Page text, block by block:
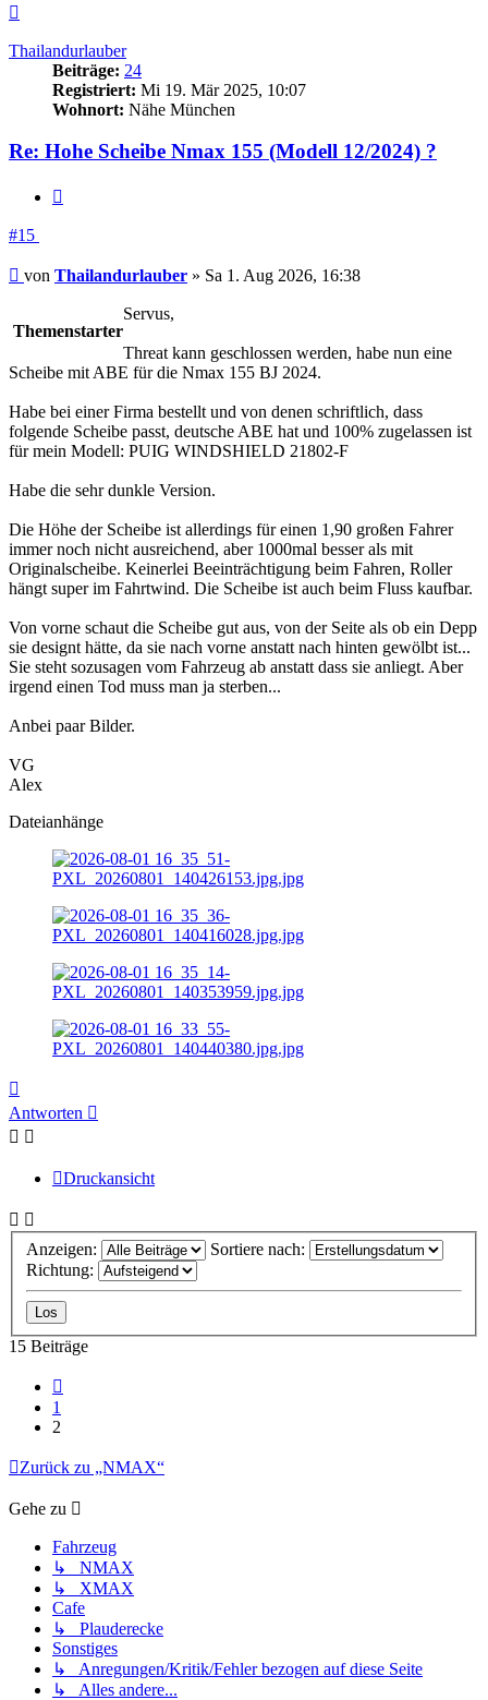
Thailandurlauber
Beiträge: 24
Registriert: Mi 19. Mär 2025, 10:07
Wohnort: Nähe München
Re: Hohe Scheibe Nmax 155 (Modell 12/2024) ?
#15
Beitrag
von Thailandurlauber » Sa 1. Aug 2026, 16:38
Themenstarter
Servus,
Threat kann geschlossen werden, habe nun eine
Scheibe mit ABE für die Nmax 155 BJ 2024.
Habe bei einer Firma bestellt und von denen schriftlich, dass
folgende Scheibe passt, deutsche ABE hat und 100% zugelassen ist
für mein Modell: PUIG WINDSHIELD 21802-F
Habe die sehr dunkle Version.
Die Höhe der Scheibe ist allerdings für einen 1,90 großen Fahrer
immer noch nicht ausreichend, aber 1000mal besser als mit
Originalscheibe. Keinerlei Beeinträchtigung beim Fahren, Roller
hängt super im Fahrtwind. Die Scheibe ist auch beim Fluss kaufbar.
Von vorne schaut die Scheibe gut aus, von der Seite als ob ein Depp
sie designt hätte, da sie nach vorne anstatt nach hinten gewölbt ist...
Sie steht sozusagen vom Fahrzeug ab anstatt dass sie anliegt. Aber
irgend einen Tod muss man ja sterben...
Anbei paar Bilder.
VG
Alex
Dateianhänge
oben
Antworten
Druckansicht
Anzeigen:
Sortiere nach:
Richtung:
15 Beiträge
1
2
Zurück zu „NMAX“
Gehe zu
Fahrzeug
↳ NMAX
↳ XMAX
Cafe
↳ Plauderecke
Sonstiges
↳ Anregungen/Kritik/Fehler bezogen auf diese Seite
↳ Alles andere...